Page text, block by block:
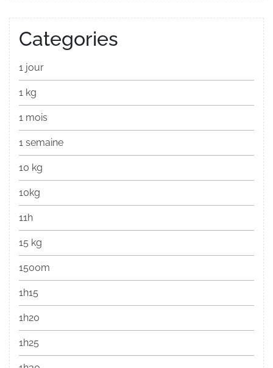
Categories
1 jour
1 kg
1 mois
1 semaine
10 kg
10kg
11h
15 kg
1500m
1h15
1h20
1h25